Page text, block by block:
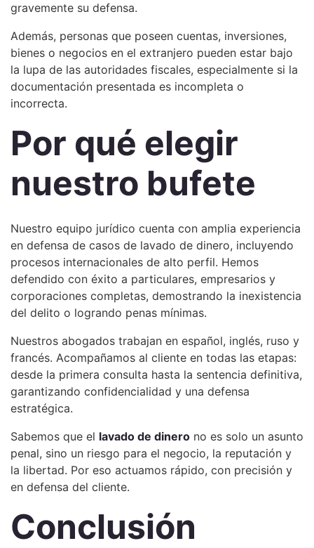
gravemente su defensa.
Además, personas que poseen cuentas, inversiones,
bienes o negocios en el extranjero pueden estar bajo
la lupa de las autoridades fiscales, especialmente si la
documentación presentada es incompleta o
incorrecta.
Por qué elegir
nuestro bufete
Nuestro equipo jurídico cuenta con amplia experiencia
en defensa de casos de lavado de dinero, incluyendo
procesos internacionales de alto perfil. Hemos
defendido con éxito a particulares, empresarios y
corporaciones completas, demostrando la inexistencia
del delito o logrando penas mínimas.
Nuestros abogados trabajan en español, inglés, ruso y
francés. Acompañamos al cliente en todas las etapas:
desde la primera consulta hasta la sentencia definitiva,
garantizando confidencialidad y una defensa
estratégica.
Sabemos que el lavado de dinero no es solo un asunto
penal, sino un riesgo para el negocio, la reputación y
la libertad. Por eso actuamos rápido, con precisión y
en defensa del cliente.
Conclusión